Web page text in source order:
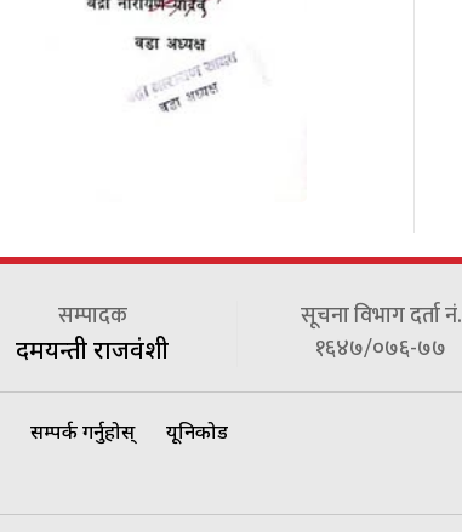
सम्पादक
दमयन्ती राजवंशी
सूचना विभाग दर्ता नं.
१६४७/०७६-७७
सम्पर्क गर्नुहोस् यूनिकोड